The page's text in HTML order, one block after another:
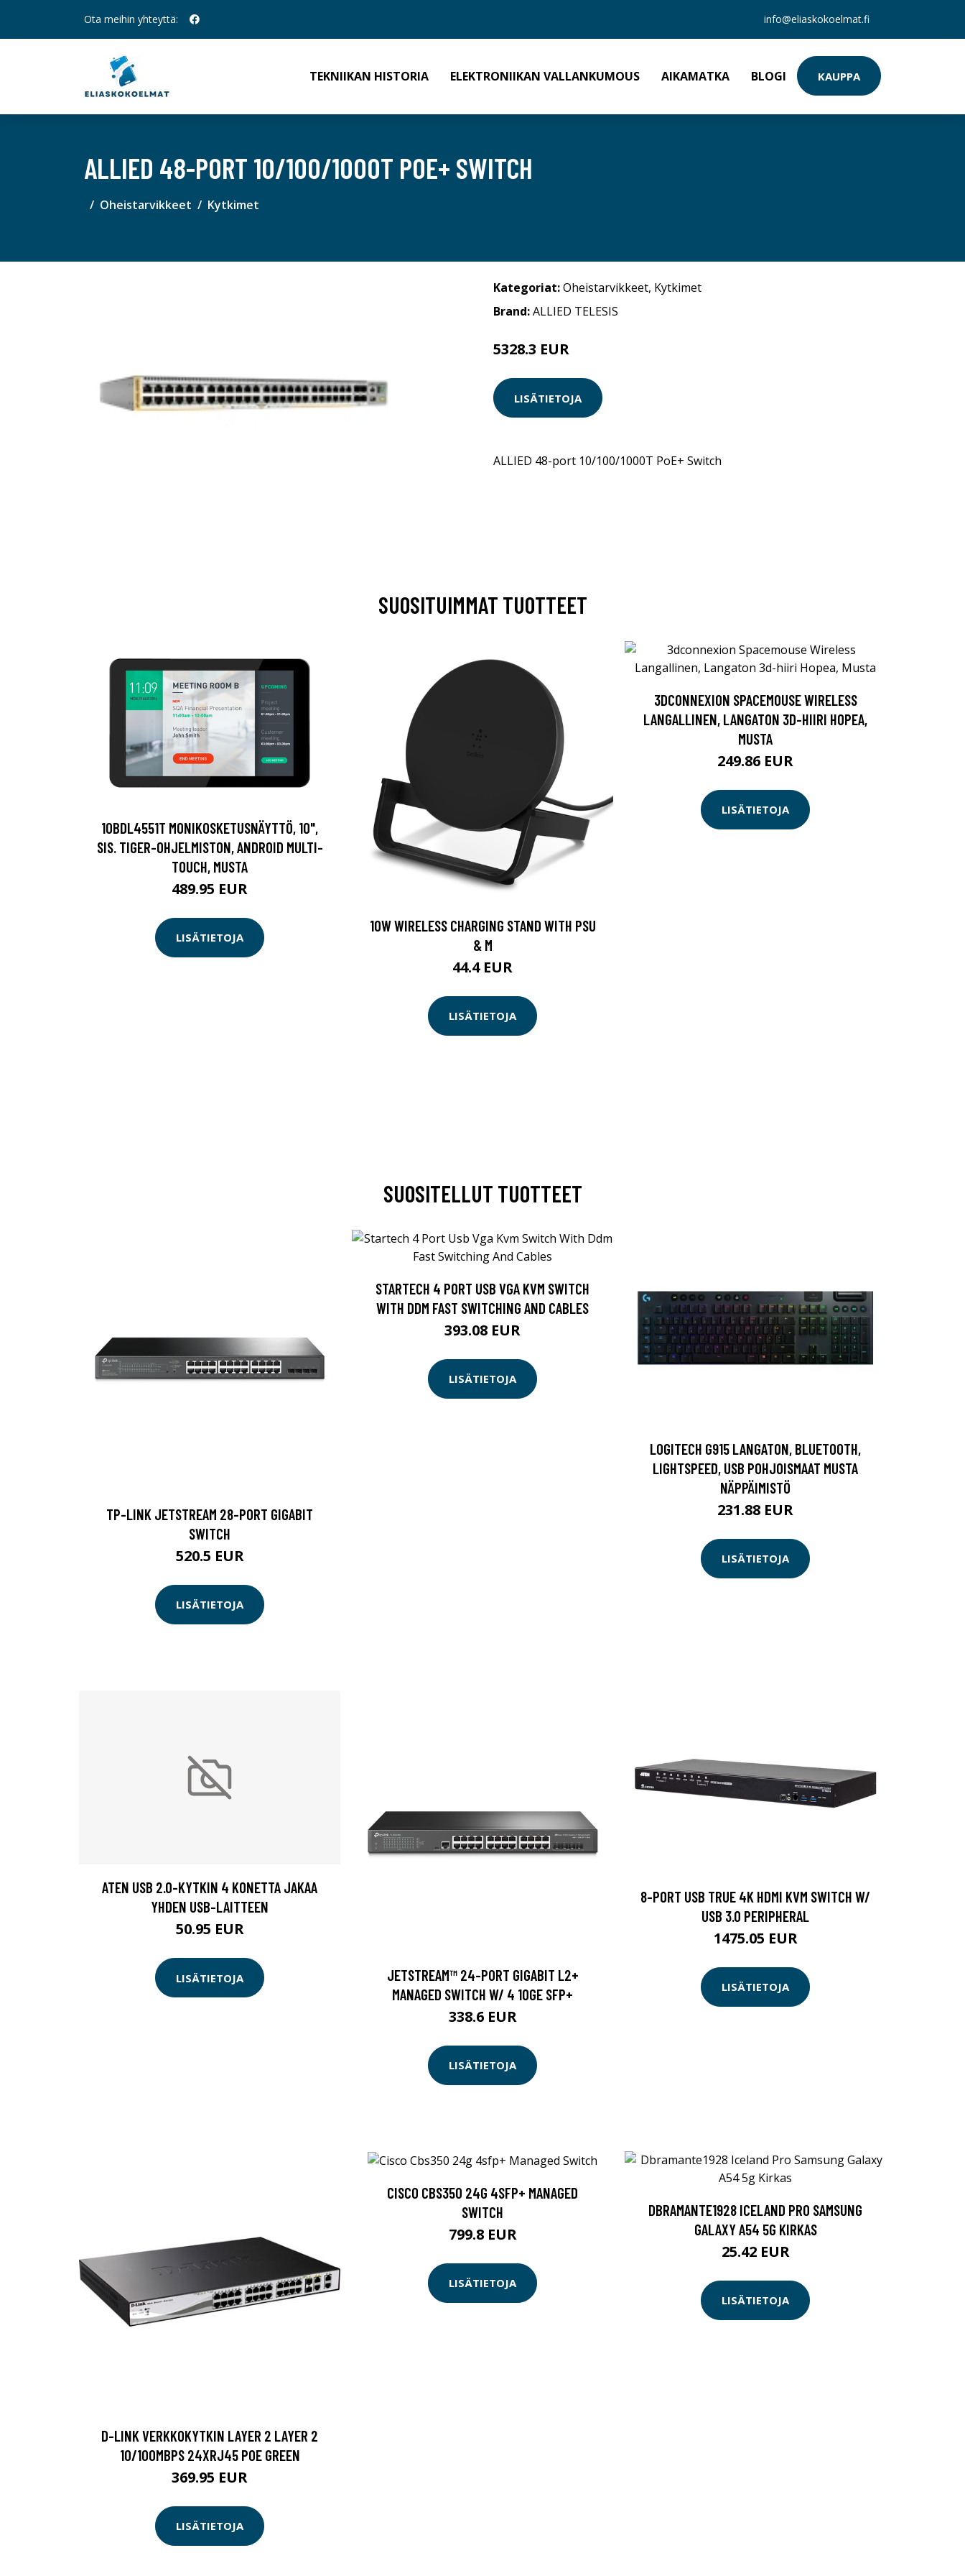
Ota meihin yhteyttä: info@eliaskokoelmat.fi
TEKNIIKAN HISTORIA ELEKTRONIIKAN VALLANKUMOUS AIKAMATKA BLOGI KAUPPA
ALLIED 48-PORT 10/100/1000T POE+ SWITCH
Oheistarvikkeet Kytkimet
Kategoriat:Oheistarvikkeet, Kytkimet
Brand:ALLIED TELESIS
5328.3 EUR
LISÄTIETOJA
ALLIED 48-port 10/100/1000T PoE+ Switch
SUOSITUIMMAT TUOTTEET
10BDL4551T MONIKOSKETUSNÄYTTÖ, 10",
SIS. TIGER-OHJELMISTON, ANDROID MULTI-
TOUCH, MUSTA
489.95 EUR
LISÄTIETOJA
10W WIRELESS CHARGING STAND WITH PSU
& M
44.4 EUR
LISÄTIETOJA
3DCONNEXION SPACEMOUSE WIRELESS
LANGALLINEN, LANGATON 3D-HIIRI HOPEA,
MUSTA
249.86 EUR
LISÄTIETOJA
SUOSITELLUT TUOTTEET
TP-LINK JETSTREAM 28-PORT GIGABIT
SWITCH
520.5 EUR
LISÄTIETOJA
STARTECH 4 PORT USB VGA KVM SWITCH
WITH DDM FAST SWITCHING AND CABLES
393.08 EUR
LISÄTIETOJA
LOGITECH G915 LANGATON, BLUETOOTH,
LIGHTSPEED, USB POHJOISMAAT MUSTA
NÄPPÄIMISTÖ
231.88 EUR
LISÄTIETOJA
ATEN USB 2.0-KYTKIN 4 KONETTA JAKAA
YHDEN USB-LAITTEEN
50.95 EUR
LISÄTIETOJA
JETSTREAM™ 24-PORT GIGABIT L2+
MANAGED SWITCH W/ 4 10GE SFP+
338.6 EUR
LISÄTIETOJA
8-PORT USB TRUE 4K HDMI KVM SWITCH W/
USB 3.0 PERIPHERAL
1475.05 EUR
LISÄTIETOJA
D-LINK VERKKOKYTKIN LAYER 2 LAYER 2
10/100MBPS 24XRJ45 POE GREEN
369.95 EUR
LISÄTIETOJA
CISCO CBS350 24G 4SFP+ MANAGED
SWITCH
799.8 EUR
LISÄTIETOJA
DBRAMANTE1928 ICELAND PRO SAMSUNG
GALAXY A54 5G KIRKAS
25.42 EUR
LISÄTIETOJA